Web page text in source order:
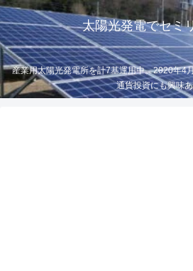
太陽光発電でセミ
産業用太陽光発電所を計7基運用中。2020年4
通貨投資にも興味